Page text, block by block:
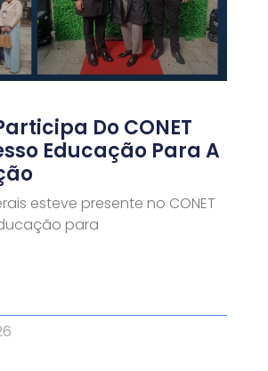
Do CONET
Educação Para A
esteve presente no CONET
para